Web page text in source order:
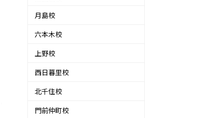
月島校
六本木校
上野校
西日暮里校
北千住校
門前仲町校